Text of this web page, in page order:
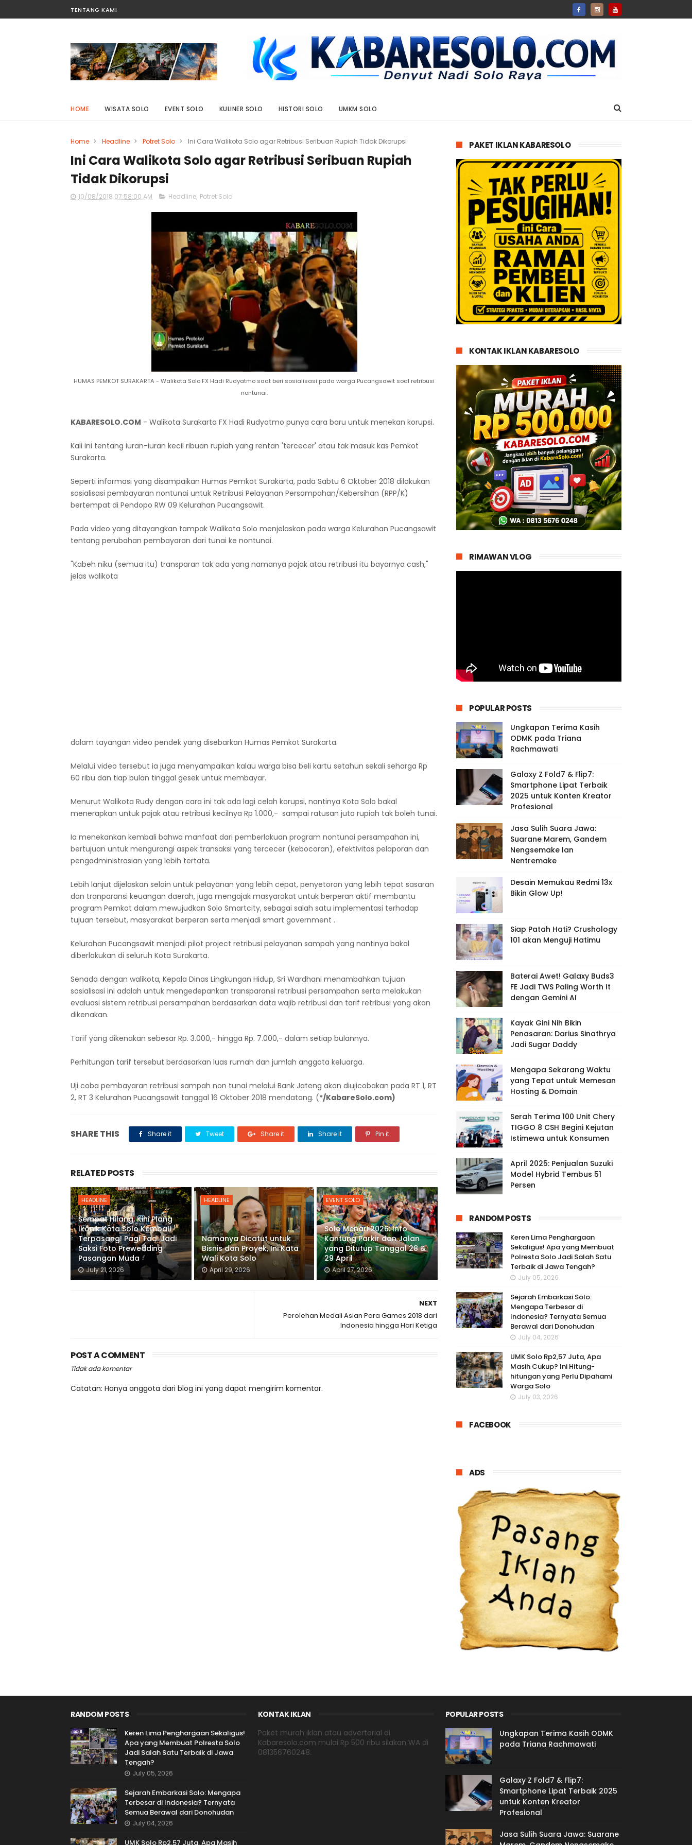
TENTANG KAMI
HOME WISATA SOLO EVENT SOLO KULINER SOLO HISTORI SOLO UMKM SOLO
Home > Headline > Potret Solo > Ini Cara Walikota Solo agar Retribusi Seribuan Rupiah Tidak Dikorupsi
Ini Cara Walikota Solo agar Retribusi Seribuan Rupiah
Tidak Dikorupsi
10/08/2018 07:58:00 AM Headline, Potret Solo
HUMAS PEMKOT SURAKARTA - Walikota Solo FX Hadi Rudyatmo saat beri sosialisasi pada warga Pucangsawit soal retribusi
nontunai.
KABARESOLO.COM - Walikota Surakarta FX Hadi Rudyatmo punya cara baru untuk menekan korupsi.
Kali ini tentang iuran-iuran kecil ribuan rupiah yang rentan 'tercecer' atau tak masuk kas Pemkot
Surakarta.
Seperti informasi yang disampaikan Humas Pemkot Surakarta, pada Sabtu 6 Oktober 2018 dilakukan
sosialisasi pembayaran nontunai untuk Retribusi Pelayanan Persampahan/Kebersihan (RPP/K)
bertempat di Pendopo RW 09 Kelurahan Pucangsawit.
Pada video yang ditayangkan tampak Walikota Solo menjelaskan pada warga Kelurahan Pucangsawit
tentang perubahan pembayaran dari tunai ke nontunai.
"Kabeh niku (semua itu) transparan tak ada yang namanya pajak atau retribusi itu bayarnya cash,"
jelas walikota
dalam tayangan video pendek yang disebarkan Humas Pemkot Surakarta.
Melalui video tersebut ia juga menyampaikan kalau warga bisa beli kartu setahun sekali seharga Rp
60 ribu dan tiap bulan tinggal gesek untuk membayar.
Menurut Walikota Rudy dengan cara ini tak ada lagi celah korupsi, nantinya Kota Solo bakal
menerapkan untuk pajak atau retribusi kecilnya Rp 1.000,- sampai ratusan juta rupiah tak boleh tunai.
Ia menekankan kembali bahwa manfaat dari pemberlakuan program nontunai persampahan ini,
bertujuan untuk mengurangi aspek transaksi yang tercecer (kebocoran), efektivitas pelaporan dan
pengadministrasian yang lebih tertata.
Lebih lanjut dijelaskan selain untuk pelayanan yang lebih cepat, penyetoran yang lebih tepat sasaran
dan tranparansi keuangan daerah, juga mengajak masyarakat untuk berperan aktif membantu
program Pemkot dalam mewujudkan Solo Smartcity, sebagai salah satu implementasi terhadap
tujuan tersebut, masyarakat berperan serta menjadi smart government .
Kelurahan Pucangsawit menjadi pilot project retribusi pelayanan sampah yang nantinya bakal
diberlakukan di seluruh Kota Surakarta.
Senada dengan walikota, Kepala Dinas Lingkungan Hidup, Sri Wardhani menambahkan tujuan
sosialisasi ini adalah untuk mengedepankan transparansi retribusi persampahan serta melakukan
evaluasi sistem retribusi persampahan berdasarkan data wajib retribusi dan tarif retribusi yang akan
dikenakan.
Tarif yang dikenakan sebesar Rp. 3.000,- hingga Rp. 7.000,- dalam setiap bulannya.
Perhitungan tarif tersebut berdasarkan luas rumah dan jumlah anggota keluarga.
Uji coba pembayaran retribusi sampah non tunai melalui Bank Jateng akan diujicobakan pada RT 1, RT
2, RT 3 Kelurahan Pucangsawit tanggal 16 Oktober 2018 mendatang. (*/KabareSolo.com)
SHARE THIS Share it Tweet Share it Share it Pin it
RELATED POSTS
HEADLINE
Sempat Hilang, Kini Plang
Ikonik Kota Solo Kembali
Terpasang! Pagi Tadi Jadi
Saksi Foto Prewedding
Pasangan Muda
July 21, 2026
HEADLINE
Namanya Dicatut untuk
Bisnis dan Proyek, Ini Kata
Wali Kota Solo
April 29, 2026
EVENT SOLO
Solo Menari 2026: Info
Kantung Parkir dan Jalan
yang Ditutup Tanggal 28 &
29 April
April 27, 2026
NEXT
Perolehan Medali Asian Para Games 2018 dari
Indonesia hingga Hari Ketiga
POST A COMMENT
Tidak ada komentar
Catatan: Hanya anggota dari blog ini yang dapat mengirim komentar.
PAKET IKLAN KABARESOLO
KONTAK IKLAN KABARESOLO
RIMAWAN VLOG
POPULAR POSTS
Ungkapan Terima Kasih
ODMK pada Triana
Rachmawati
Galaxy Z Fold7 & Flip7:
Smartphone Lipat Terbaik
2025 untuk Konten Kreator
Profesional
Jasa Sulih Suara Jawa:
Suarane Marem, Gandem
Nengsemake lan
Nentremake
Desain Memukau Redmi 13x
Bikin Glow Up!
Siap Patah Hati? Crushology
101 akan Menguji Hatimu
Baterai Awet! Galaxy Buds3
FE Jadi TWS Paling Worth It
dengan Gemini AI
Kayak Gini Nih Bikin
Penasaran: Darius Sinathrya
Jadi Sugar Daddy
Mengapa Sekarang Waktu
yang Tepat untuk Memesan
Hosting & Domain
Serah Terima 100 Unit Chery
TIGGO 8 CSH Begini Kejutan
Istimewa untuk Konsumen
April 2025: Penjualan Suzuki
Model Hybrid Tembus 51
Persen
RANDOM POSTS
Keren Lima Penghargaan
Sekaligus! Apa yang Membuat
Polresta Solo Jadi Salah Satu
Terbaik di Jawa Tengah?
July 05, 2026
Sejarah Embarkasi Solo:
Mengapa Terbesar di
Indonesia? Ternyata Semua
Berawal dari Donohudan
July 04, 2026
UMK Solo Rp2,57 Juta, Apa
Masih Cukup? Ini Hitung-
hitungan yang Perlu Dipahami
Warga Solo
July 03, 2026
FACEBOOK
ADS
RANDOM POSTS
Keren Lima Penghargaan Sekaligus!
Apa yang Membuat Polresta Solo
Jadi Salah Satu Terbaik di Jawa
Tengah?
July 05, 2026
Sejarah Embarkasi Solo: Mengapa
Terbesar di Indonesia? Ternyata
Semua Berawal dari Donohudan
July 04, 2026
UMK Solo Rp2,57 Juta, Apa Masih
KONTAK IKLAN
Paket murah iklan atau advertorial di
Kabaresolo.com mulai Rp 500 ribu silakan WA di
081356760248.
POPULAR POSTS
Ungkapan Terima Kasih ODMK
pada Triana Rachmawati
Galaxy Z Fold7 & Flip7:
Smartphone Lipat Terbaik 2025
untuk Konten Kreator
Profesional
Jasa Sulih Suara Jawa: Suarane